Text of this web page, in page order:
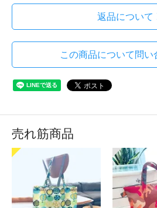
返品について
この商品について問い
売れ筋商品